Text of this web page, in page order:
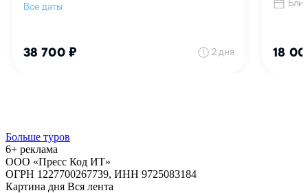
Больше туров
6+ реклама
ООО «Пресс Код ИТ»
ОГРН 1227700267739, ИНН 9725083184
Картина дня Вся лента